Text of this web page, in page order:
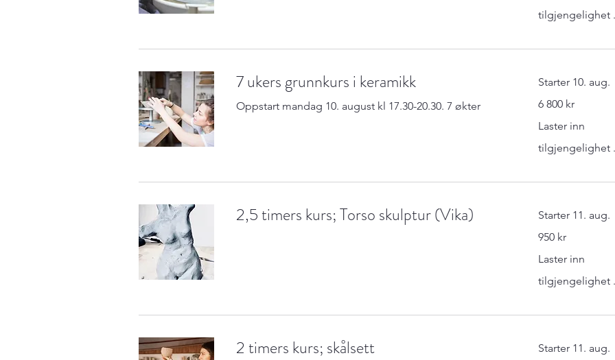
tilgjengelighet
7 ukers grunnkurs i keramikk
Oppstart mandag 10. august kl 17.30-20.30. 7 økter
Starter 10. aug.
norske
6 800 kr
Laster inn
tilgjengelighet
2,5 timers kurs; Torso skulptur (Vika) Starter 11. aug.
norske
950 kr
Laster inn
tilgjengelighet
2 timers kurs; skålsett Starter 11. aug.